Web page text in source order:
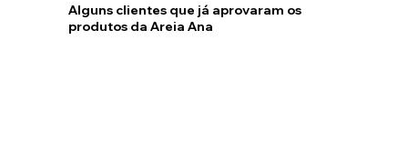
Alguns clientes que já aprovaram os
produtos da Areia Ana